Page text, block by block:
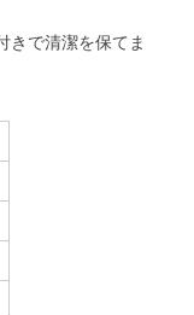
きで清潔を保てま